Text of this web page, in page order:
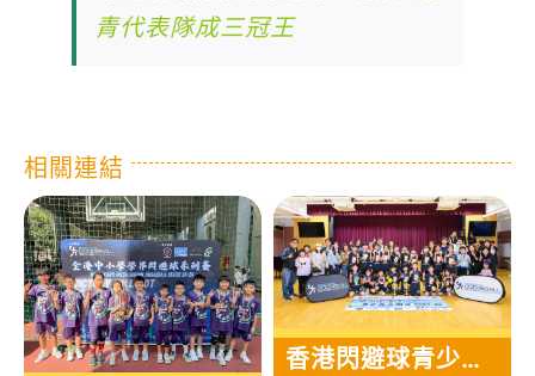
青代表隊成三冠王
相關連結
香港閃避球青少年